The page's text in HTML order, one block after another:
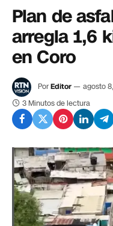
Plan de
arregla 1,6
en Coro
PorEditor agosto
3 Minutos de lectura